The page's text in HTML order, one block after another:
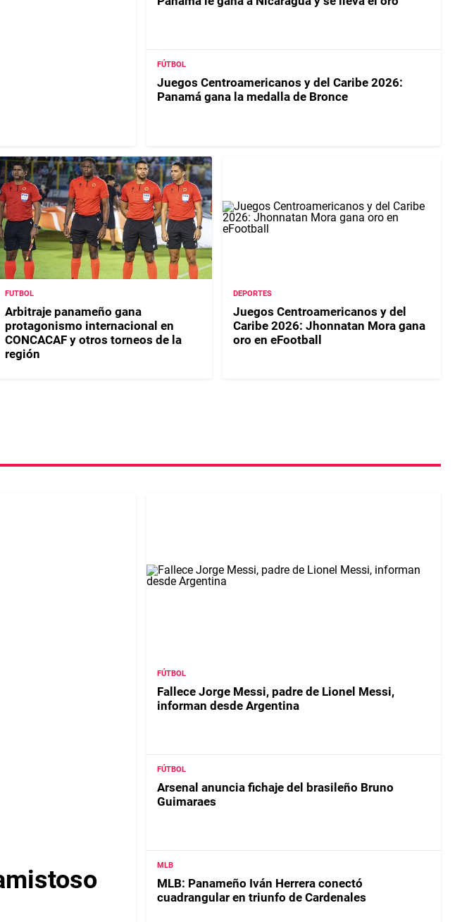
FÚTBOL
Juegos Centroamericanos y del Caribe 2026:
Panamá gana la medalla de Bronce
FUTBOL
Arbitraje panameño gana
protagonismo internacional en
CONCACAF y otros torneos de la
región
DEPORTES
Juegos Centroamericanos y del
Caribe 2026: Jhonnatan Mora gana
oro en eFootball
FÚTBOL
Fallece Jorge Messi, padre de Lionel Messi,
informan desde Argentina
FÚTBOL
Arsenal anuncia fichaje del brasileño Bruno
Guimaraes
MLB
MLB: Panameño Iván Herrera conectó
cuadrangular en triunfo de Cardenales